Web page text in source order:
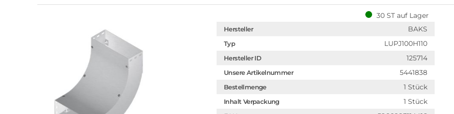
30 ST auf Lager
Hersteller BAKS
Typ LUPJ100H110
Hersteller ID 125714
Unsere Artikelnummer 5441838
Bestellmenge 1 Stück
Inhalt Verpackung 1 Stück